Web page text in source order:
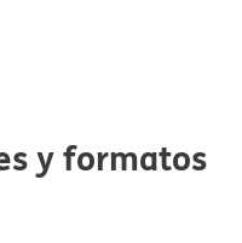
y formatos